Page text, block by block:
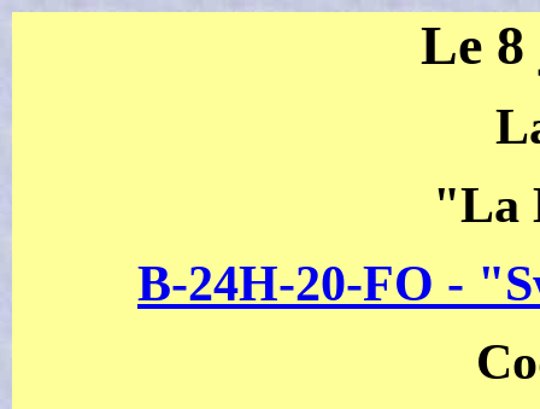
Le 8
"La
B-24H-20-FO -